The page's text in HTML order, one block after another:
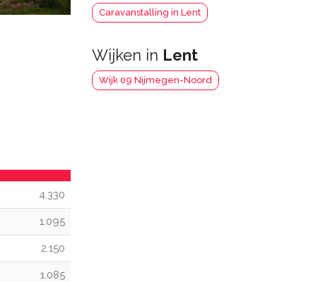
4.330
1.095
2.150
1.085
Caravanstalling in Lent
Wijken in Lent
Wijk 09 Nijmegen-Noord